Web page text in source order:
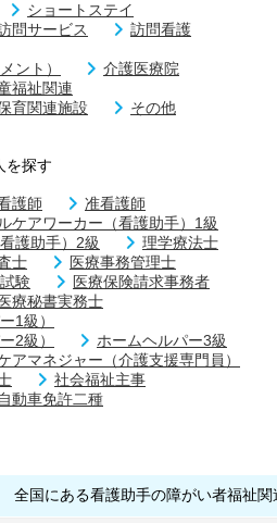
ショートステイ
問サービス
訪問看護
ント）
介護医療院
福祉関連
育関連施設 その他
を探す
護師
准看護師
ケアワーカー（看護助手）1級
護助手）2級
理学療法士
士
医療事務管理士
験
医療保険請求事務者
医療秘書実務士
1級）
2級）
ホームヘルパー3級
アマネジャー（介護支援専門員）
社会福祉主事
動車免許二種
全国にある看護助手の障がい者福祉関